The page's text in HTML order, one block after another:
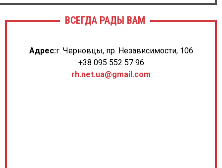
ВСЕГДА РАДЫ ВАМ
Адрес:г. Черновцы, пр. Независимости, 106
+38 095 552 57 96
rh.net.ua@gmail.com